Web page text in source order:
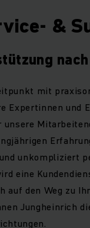
&
mit
Expertinnen
unkompliziert
eine
auf den Weg zu
Jungheinrich